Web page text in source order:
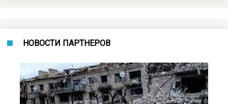
НОВОСТИ ПАРТНЕРОВ